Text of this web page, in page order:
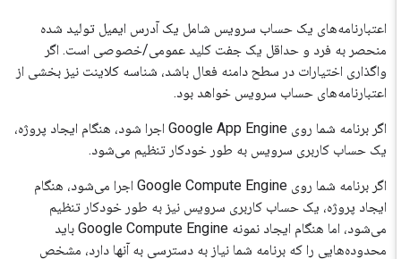
اعتبارنامه‌های یک حساب سرویس شامل یک آدرس ایمیل تولید شده
منحصر به فرد و حداقل یک جفت کلید عمومی/خصوصی است. اگر
واگذاری اختیارات در سطح دامنه فعال باشد، شناسه کلاینت نیز بخشی از
اعتبارنامه‌های حساب سرویس خواهد بود.
اگر برنامه شما روی Google App Engine اجرا شود، هنگام ایجاد پروژه،
یک حساب کاربری سرویس به طور خودکار تنظیم می‌شود.
اگر برنامه شما روی Google Compute Engine اجرا می‌شود، هنگام
ایجاد پروژه، یک حساب کاربری سرویس نیز به طور خودکار تنظیم
می‌شود، اما هنگام ایجاد نمونه Google Compute Engine باید
محدوده‌هایی را که برنامه شما نیاز به دسترسی به آنها دارد، مشخص